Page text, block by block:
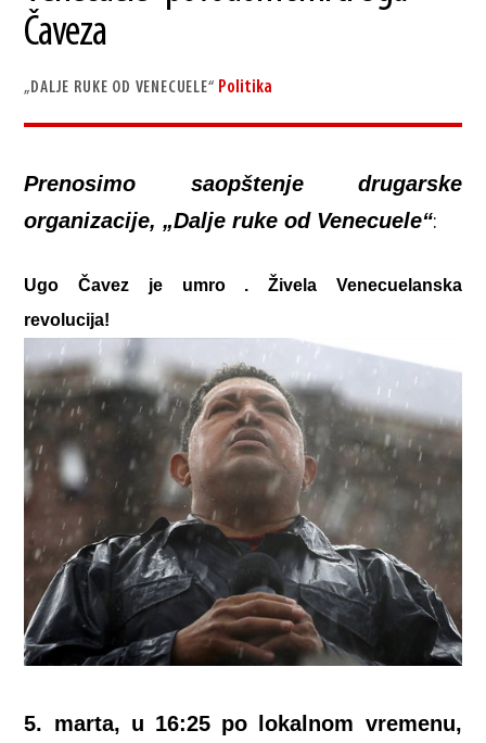
Čaveza
„DALJE RUKE OD VENECUELE“ Politika
Prenosimo saopštenje drugarske
organizacije, „Dalje ruke od Venecuele“:
Ugo Čavez je umro . Živela Venecuelanska
revolucija!
5. marta, u 16:25 po lokalnom vremenu,